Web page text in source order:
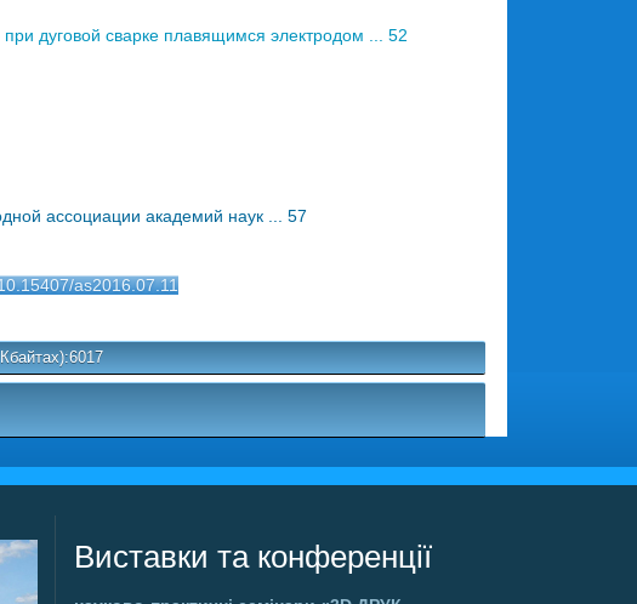
дуговой сварке плавящимся электродом ... 52
ассоциации академий наук ... 57
as2016.07.11
Виставки та конференції